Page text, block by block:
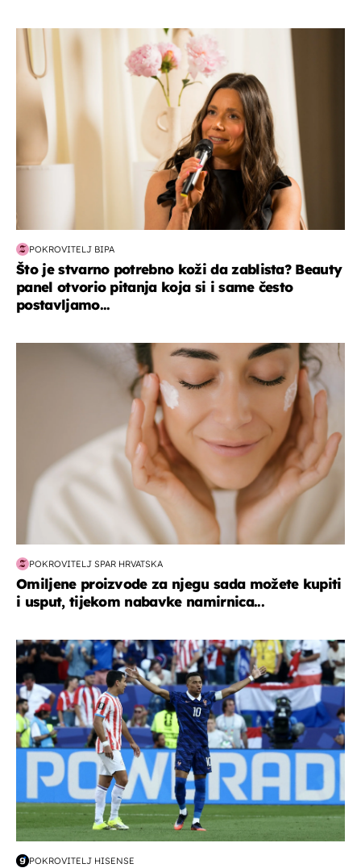
moda & ljepota
POKROVITELJ BIPA
Što je stvarno potrebno koži da zablista? Beauty
panel otvorio pitanja koja si i same često
postavljamo...
moda & ljepota
POKROVITELJ SPAR HRVATSKA
Omiljene proizvode za njegu sada možete kupiti
i usput, tijekom nabavke namirnica...
svjetsko prvenstvo 2026
POKROVITELJ HISENSE